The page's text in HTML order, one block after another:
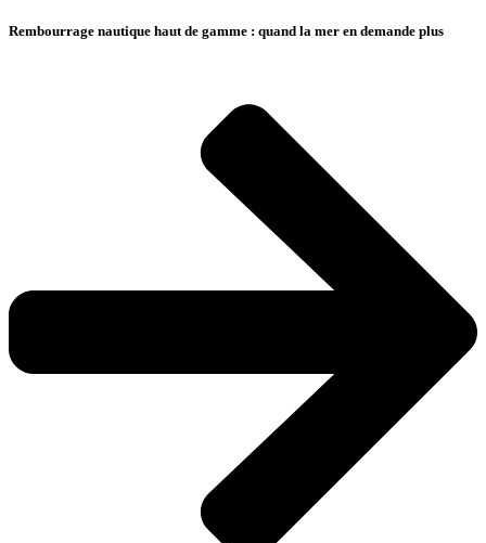
Rembourrage nautique haut de gamme : quand la mer en demande plus